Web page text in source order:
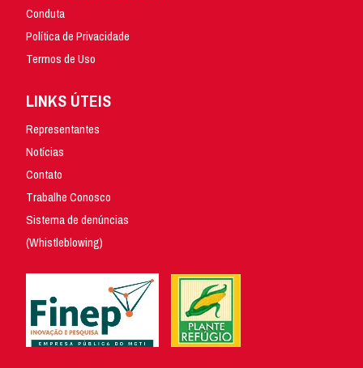
Conduta
Política de Privacidade
Termos de Uso
LINKS ÚTEIS
Representantes
Notícias
Contato
Trabalhe Conosco
Sistema de denúncias
(Whistleblowing)